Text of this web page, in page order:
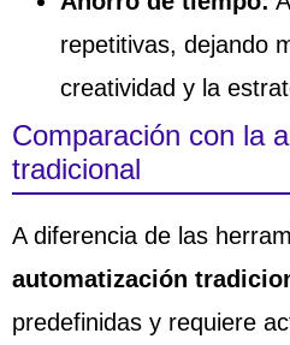
repetitivas, dejando
creatividad y la
Comparación con la
tradicional
A diferencia de las
automatización
predefinidas y requiere